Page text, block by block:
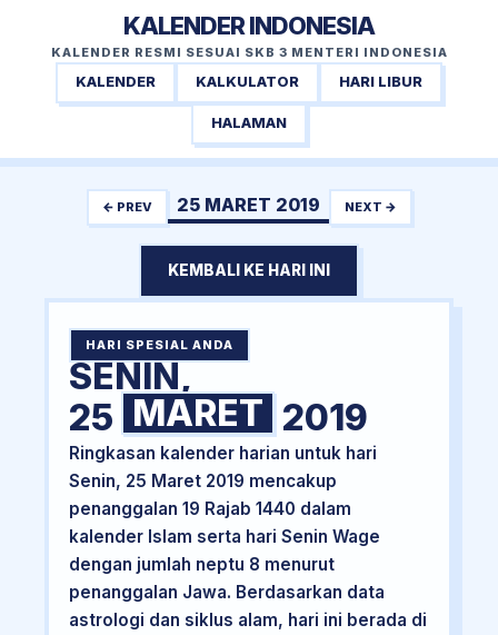
KALENDER INDONESIA
KALENDER RESMI SESUAI SKB 3 MENTERI INDONESIA
KALENDER KALKULATOR HARI LIBUR
HALAMAN
← PREV 25 MARET 2019 NEXT →
KEMBALI KE HARI INI
HARI SPESIAL ANDA
SENIN,
25 MARET 2019
Ringkasan kalender harian untuk hari
Senin, 25 Maret 2019 mencakup
penanggalan 19 Rajab 1440 dalam
kalender Islam serta hari Senin Wage
dengan jumlah neptu 8 menurut
penanggalan Jawa. Berdasarkan data
astrologi dan siklus alam, hari ini berada di